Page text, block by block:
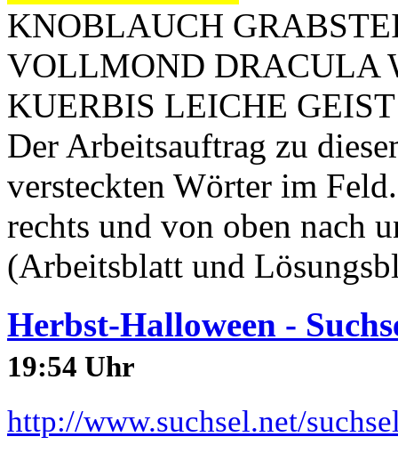
KNOBLAUCH
VOLLMOND DRACULA
KUERBIS LEICHE
Der Arbeitsauftrag zu
versteckten Wörter im
rechts und von oben nach
(Arbeitsblatt und
Herbst-Halloween -
19:54 Uhr
http://www.suchsel.net/